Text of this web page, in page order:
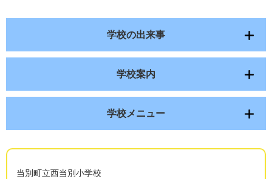
学校の出来事
学校案内
学校メニュー
当別町立西当別小学校